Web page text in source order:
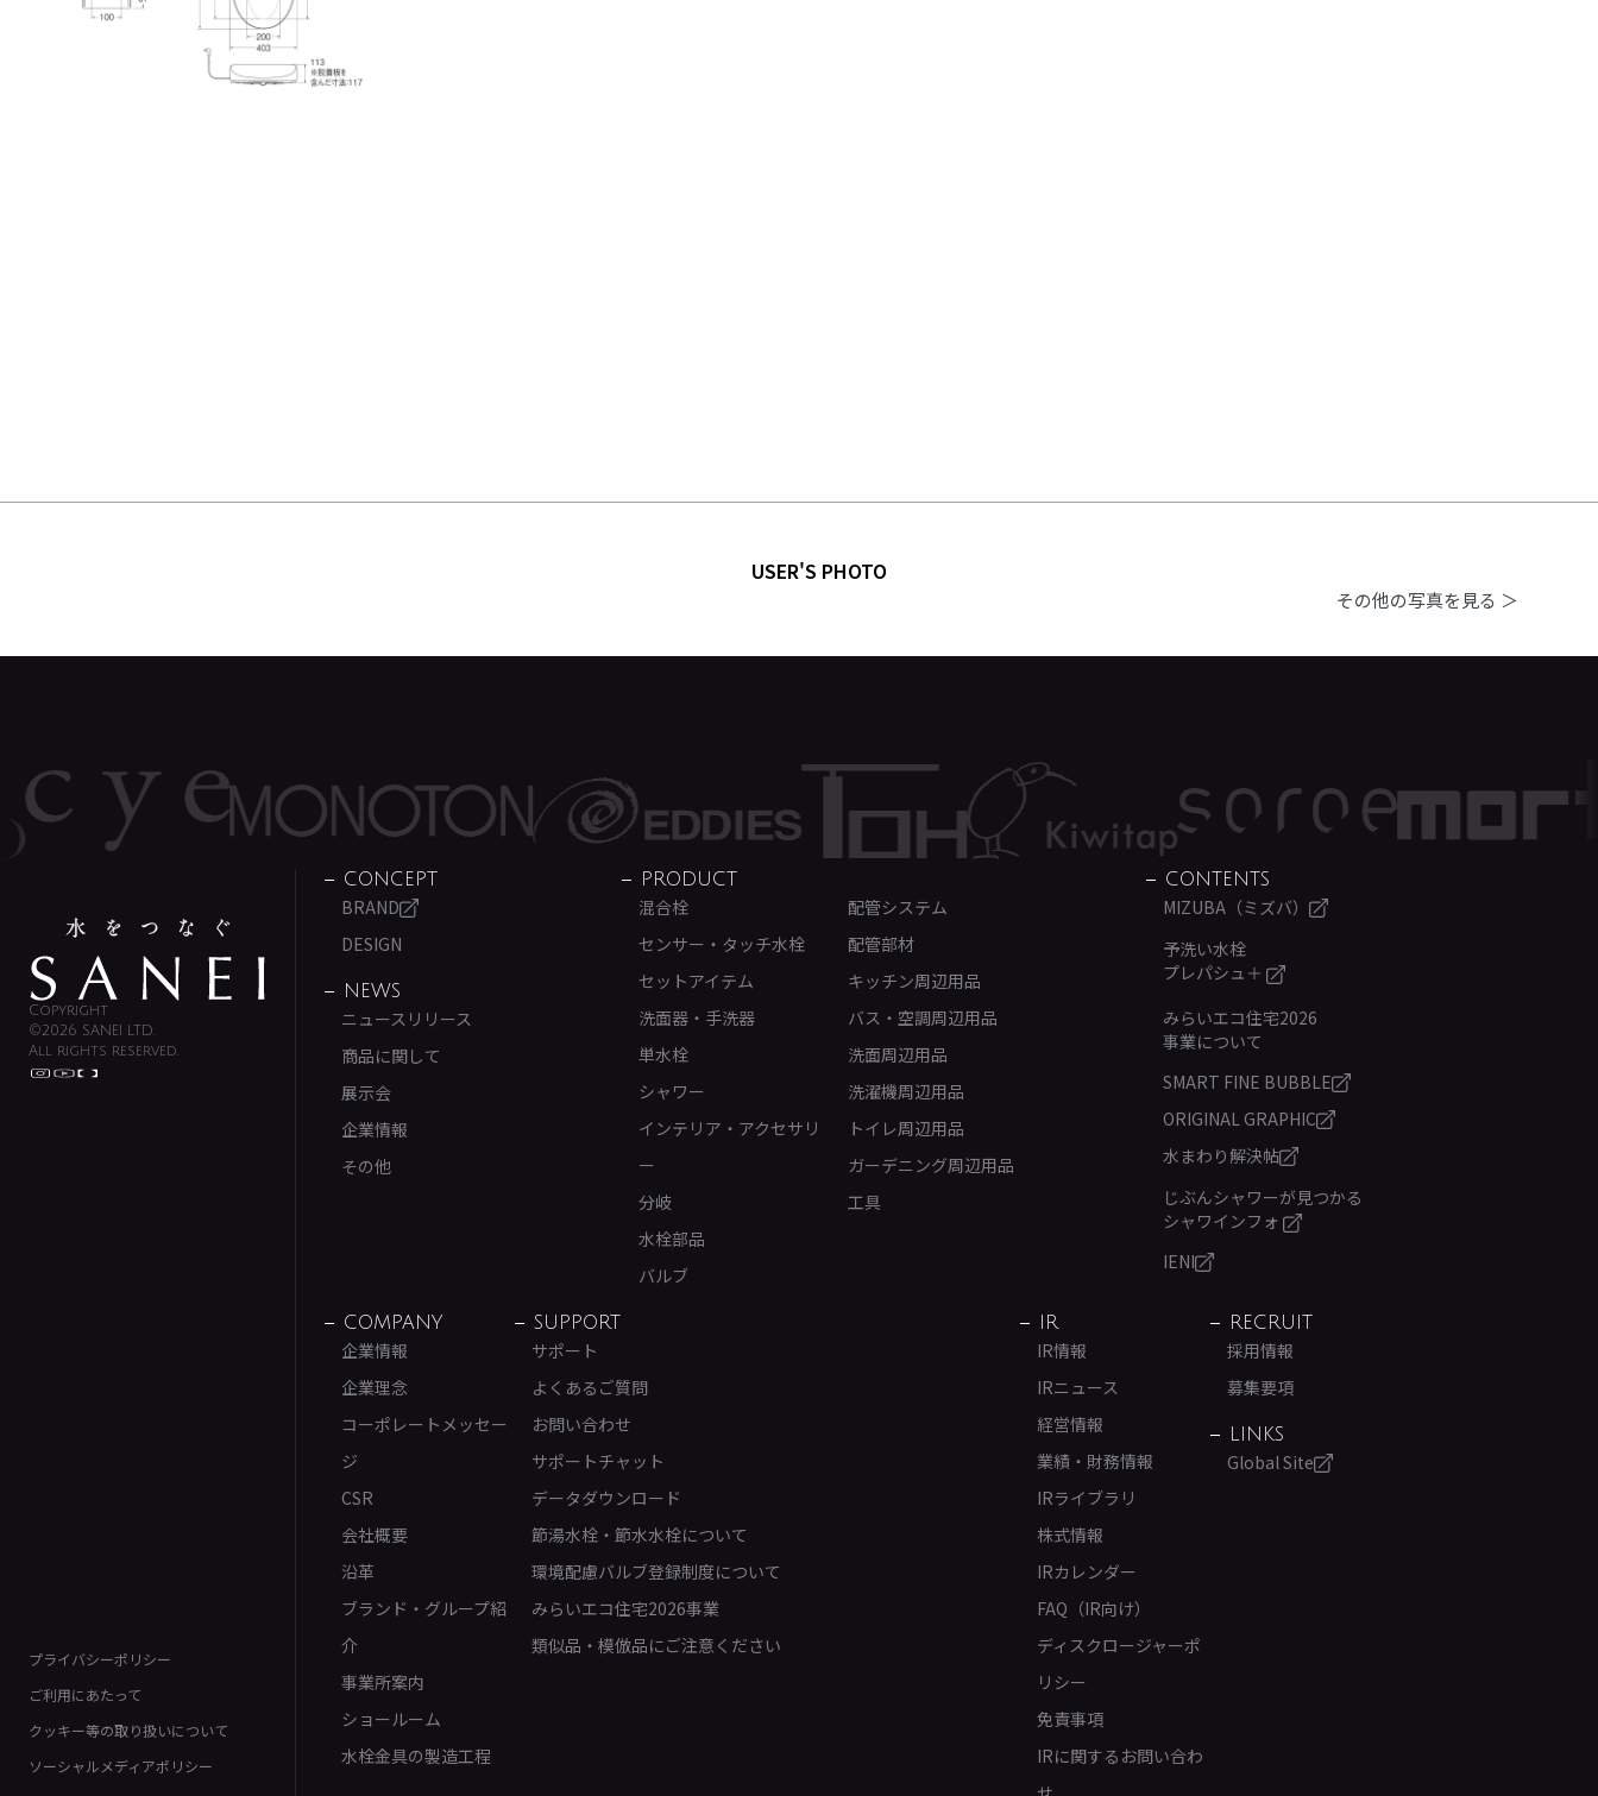
USER'S PHOTO
その他の写真を見る ＞
Copyright
©2026 SANEI LTD.
All rights reserved.
プライバシーポリシー
ご利用にあたって
クッキー等の取り扱いについて
ソーシャルメディアポリシー
CONCEPT
BRAND
DESIGN
NEWS
ニュースリリース
商品に関して
展示会
企業情報
その他
PRODUCT
混合栓
センサー・タッチ水栓
セットアイテム
洗面器・手洗器
単水栓
シャワー
インテリア・アクセサリ
ー
分岐
水栓部品
バルブ
配管システム
配管部材
キッチン周辺用品
バス・空調周辺用品
洗面周辺用品
洗濯機周辺用品
トイレ周辺用品
ガーデニング周辺用品
工具
CONTENTS
MIZUBA（ミズバ）
予洗い水栓
プレパシュ＋
みらいエコ住宅2026
事業について
SMART FINE BUBBLE
ORIGINAL GRAPHIC
水まわり解決帖
じぶんシャワーが見つかる
シャワインフォ
IENI
COMPANY
企業情報
企業理念
コーポレートメッセー
ジ
CSR
会社概要
沿革
ブランド・グループ紹
介
事業所案内
ショールーム
水栓金具の製造工程
SUPPORT
サポート
よくあるご質問
お問い合わせ
サポートチャット
データダウンロード
節湯水栓・節水水栓について
環境配慮バルブ登録制度について
みらいエコ住宅2026事業
類似品・模倣品にご注意ください
IR
IR情報
IRニュース
経営情報
業績・財務情報
IRライブラリ
株式情報
IRカレンダー
FAQ（IR向け）
ディスクロージャーポ
リシー
免責事項
IRに関するお問い合わ
RECRUIT
採用情報
募集要項
LINKS
Global Site